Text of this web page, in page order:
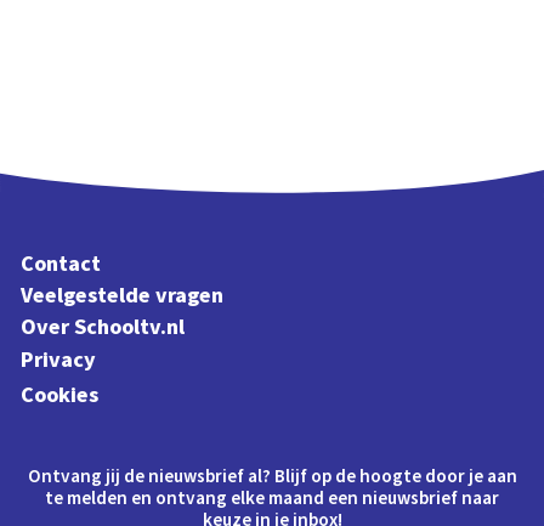
Contact
Veelgestelde vragen
Over Schooltv.nl
Privacy
Cookies
Ontvang jij de nieuwsbrief al? Blijf op de hoogte door je aan
te melden en ontvang elke maand een nieuwsbrief naar
keuze in je inbox!